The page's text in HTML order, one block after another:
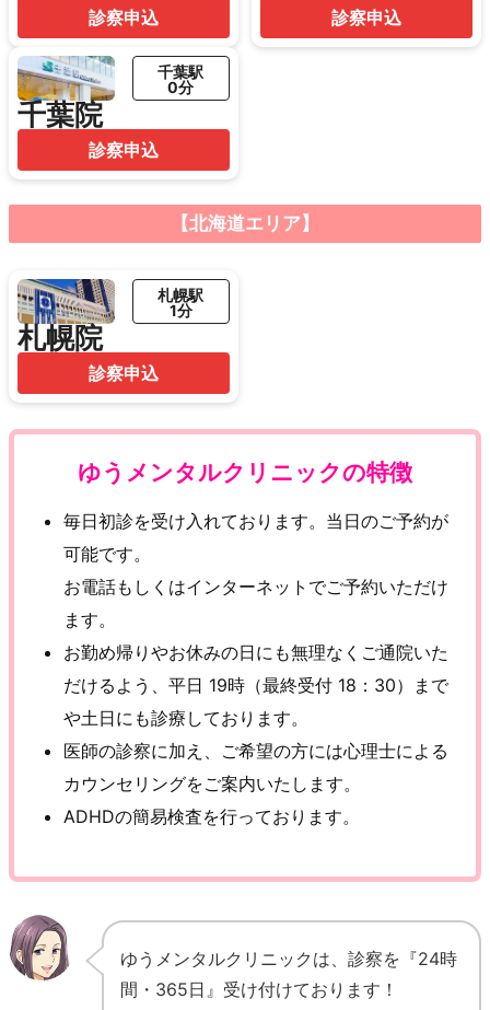
診察申込 診察申込
千葉院
千葉駅
0分
診察申込
【北海道エリア】
札幌院
札幌駅
1分
診察申込
ゆうメンタルクリニックの特徴
毎日初診を受け入れております。当日のご予約が
可能です。
お電話もしくはインターネットでご予約いただけ
ます。
お勤め帰りやお休みの日にも無理なくご通院いた
だけるよう、平日 19時（最終受付 18：30）まで
や土日にも診療しております。
医師の診察に加え、ご希望の方には心理士による
カウンセリングをご案内いたします。
ADHDの簡易検査を行っております。
ゆうメンタルクリニックは、診察を『24時
間・365日』受け付けております！